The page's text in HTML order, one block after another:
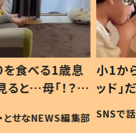
子は「ギフテ
“ウチ給食”を
は #令和の親
とせなNEWS編集部
ひ孫
が、抱
「涙
い」